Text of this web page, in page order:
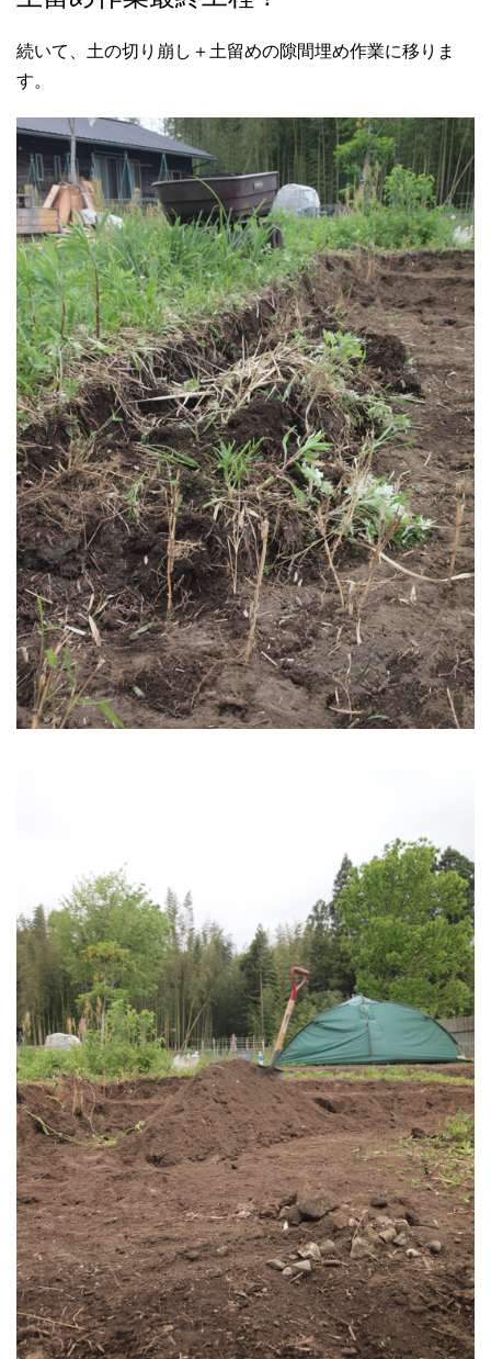
続いて、土の切り崩し＋土留めの隙間埋め作業に移りま
す。